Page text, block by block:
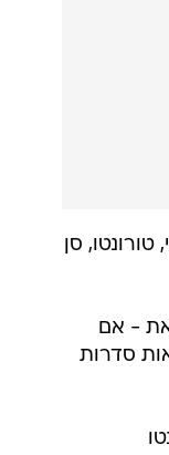
מיאמי, טורונטו, סן
- אם
סדרות